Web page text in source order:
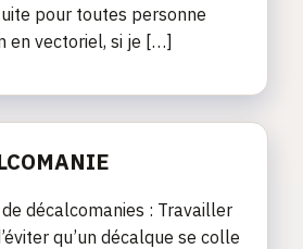
pour toutes personne
en vectoriel, si je […]
décalcomanies : Travailler
qu’un décalque se colle